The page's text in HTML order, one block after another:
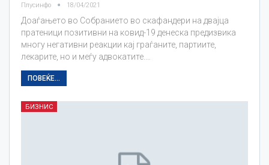
Плусинфо 18/04/2021
Доаѓањето во Собранието во скафандери на двајца
пратеници позитивни на ковид-19 денеска предизвика
многу негативни реакции кај граѓаните, партиите,
лекарите, но и меѓу адвокатите.…
ПОВЕЌЕ...
БИЗНИС